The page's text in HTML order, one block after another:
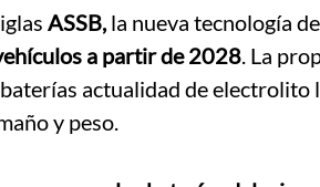
ASSB, la nueva tecnología
a partir de 2028 . La
actualidad de electrolito
y peso.